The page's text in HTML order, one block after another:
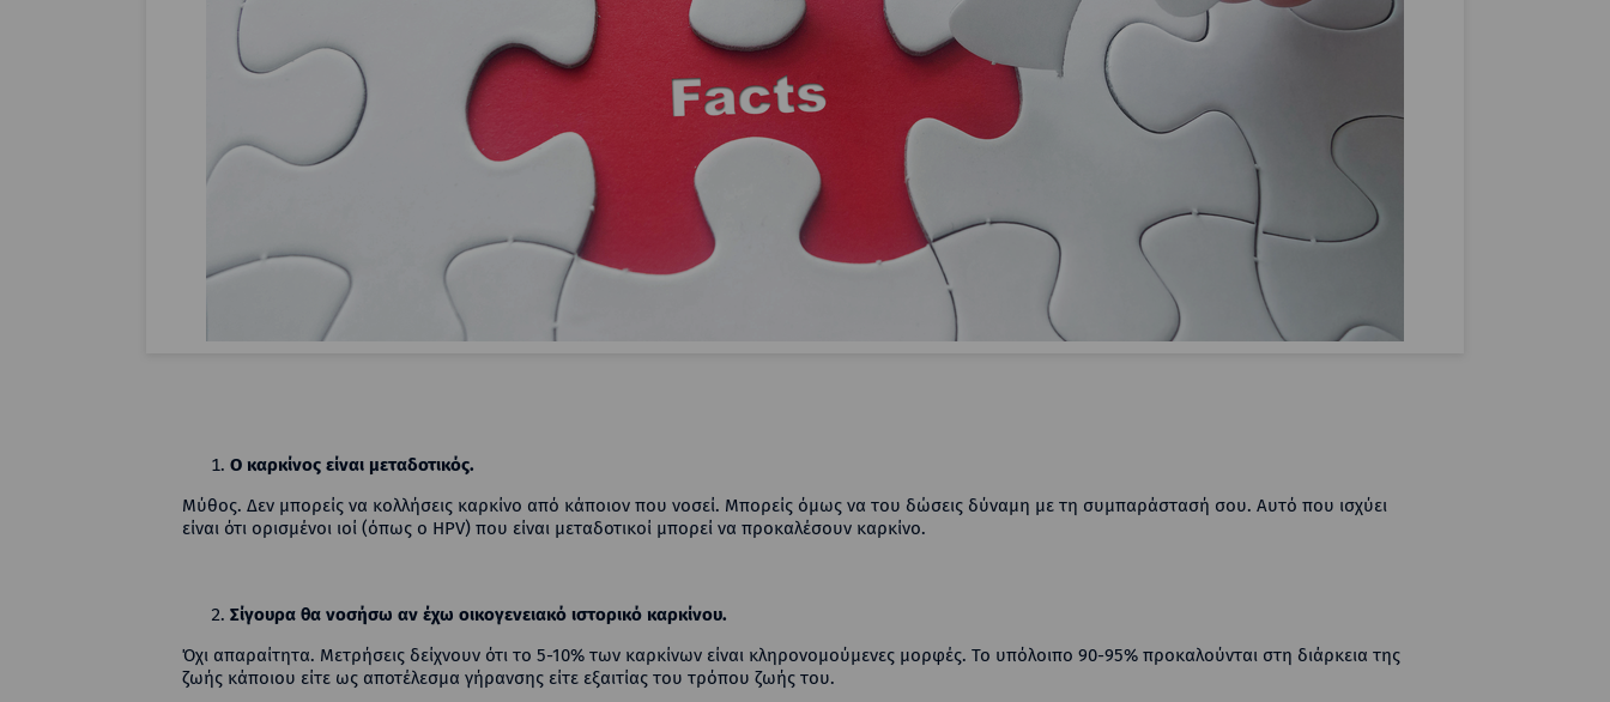
O καρκίνος είναι μεταδοτικός.
Μύθος. Δεν μπορείς να κολλήσεις καρκίνο από κάποιον που νοσεί. Μπορείς όμως να του δώσεις δύναμη με τη συμπαράστασή σου. Αυτό που ισχύει
είναι ότι ορισμένοι ιοί (όπως ο HPV) που είναι μεταδοτικοί μπορεί να προκαλέσουν καρκίνο.
Σίγουρα θα νοσήσω αν έχω οικογενειακό ιστορικό καρκίνου.
Όχι απαραίτητα. Μετρήσεις δείχνουν ότι το 5-10% των καρκίνων είναι κληρονομούμενες μορφές. Το υπόλοιπο 90-95% προκαλούνται στη διάρκεια της
ζωής κάποιου είτε ως αποτέλεσμα γήρανσης είτε εξαιτίας του τρόπου ζωής του.